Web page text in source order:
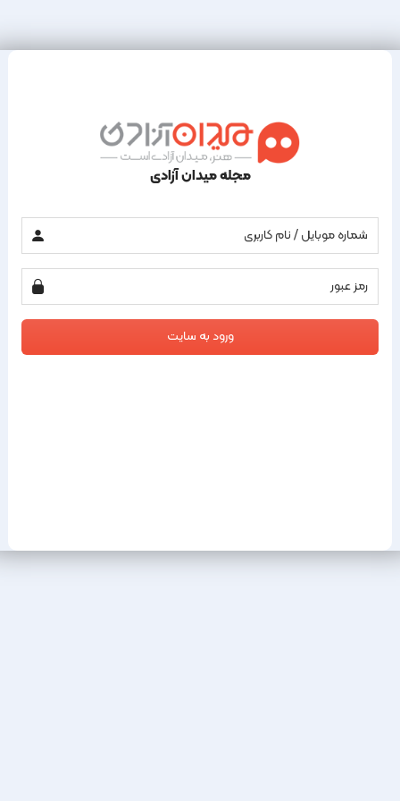
مجله میدان آزادی
ورود به سایت